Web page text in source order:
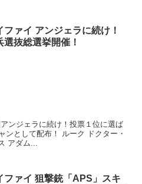
ファイ アンジェラに続け！
選抜総選挙開催！
ンジェラに続け！投票１位に選ば
！ ルーク ドクター・
ソー リヴィア レッド フォックス アダム...
ファイ 狙撃銃「APS」スキ